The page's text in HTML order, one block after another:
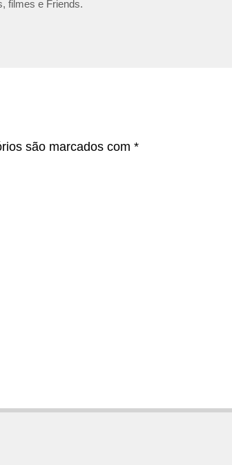
filmes e Friends.
são marcados com *